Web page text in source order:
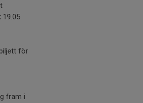
19.05
för
fram i